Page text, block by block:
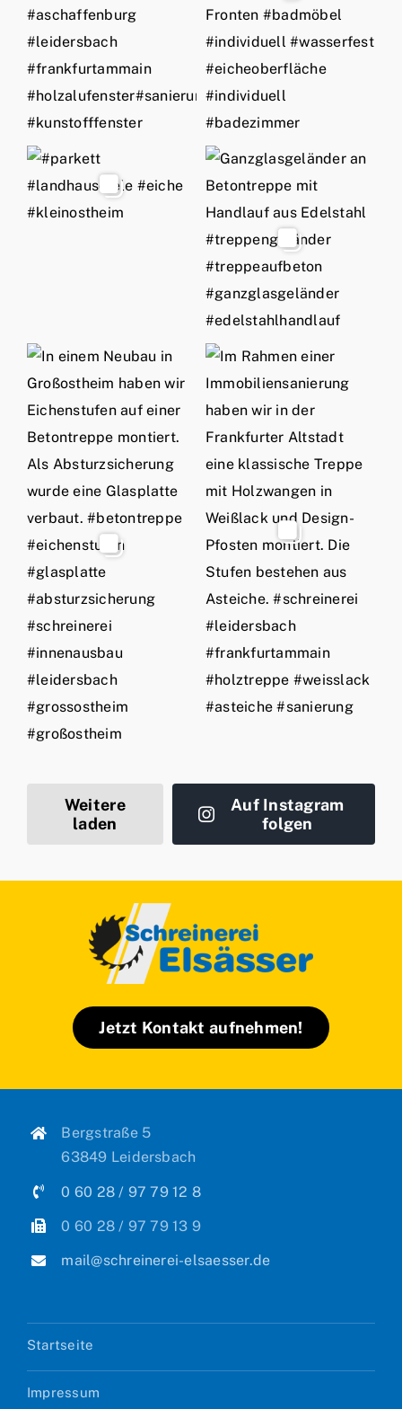
Weitere
laden
Auf Instagram
folgen
Jetzt Kontakt aufnehmen!
Bergstraße 5
63849 Leidersbach
0 60 28 / 97 79 12 8
0 60 28 / 97 79 13 9
mail@schreinerei-elsaesser.de
Startseite
Impressum